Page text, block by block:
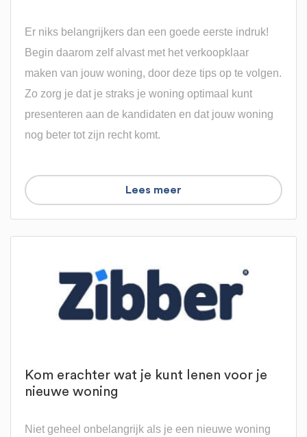
Er niks belangrijkers dan een goede eerste indruk!
Begin daarom zelf alvast met het verkoopklaar
maken van jouw woning, door deze tips op te volgen.
Zo zorg je dat je straks je woning optimaal kunt
presenteren aan de kandidaten en dat jouw woning
nog beter tot zijn recht komt.
Lees meer
Kom erachter wat je kunt lenen voor je
nieuwe woning
Niet geheel onbelangrijk als je een nieuwe woning